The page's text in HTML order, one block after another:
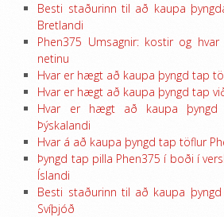
Besti staðurinn til að kaupa
Bretlandi
Phen375 Umsagnir: kostir og
netinu
Hvar er hægt að kaupa þyngd tap
Hvar er hægt að kaupa þyngd tap
Hvar er hægt að kaupa
Þýskalandi
Hvar á að kaupa þyngd tap töflur
Þyngd tap pilla Phen375 í boði í
Íslandi
Besti staðurinn til að kaupa
Svíþjóð